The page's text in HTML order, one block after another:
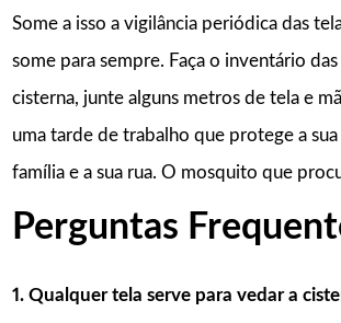
Some a isso a vigilância periódica das
some para sempre. Faça o inventário
cisterna, junte alguns metros de tela e
uma tarde de trabalho que protege a sua
família e a sua rua. O mosquito que
Perguntas
1. Qualquer tela serve para vedar a